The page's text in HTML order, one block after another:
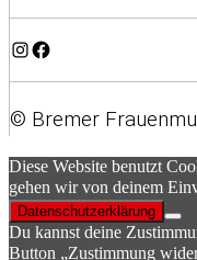
Instagram
Facebook
© Bremer
Diese Website benutzt
gehen wir von deinem
Datenschutzerklärung
Du kannst deine
Button „Zustimmung